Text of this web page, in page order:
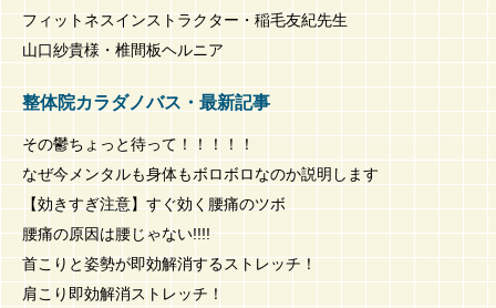
フィットネスインストラクター・稲毛友紀先生
山口紗貴様・椎間板ヘルニア
整体院カラダノバス・最新記事
その鬱ちょっと待って！！！！！
なぜ今メンタルも身体もボロボロなのか説明します
【効きすぎ注意】すぐ効く腰痛のツボ
腰痛の原因は腰じゃない!!!!
首こりと姿勢が即効解消するストレッチ！
肩こり即効解消ストレッチ！